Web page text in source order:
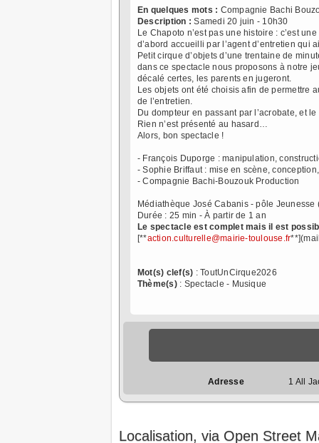
En quelques mots : Compagnie Bachi
Description : Samedi 20 juin - 10h30
Le Chapoto n’est pas une histoire : c’est
d’abord accueilli par l’agent d’entretien
Petit cirque d’objets d’une trentaine de
dans ce spectacle nous proposons à notre
décalé certes, les parents en jugeront.
Les objets ont été choisis afin de permettre
de l’entretien.
Du dompteur en passant par l’acrobate, et
Rien n’est présenté au hasard…
Alors, bon spectacle !
- François Duporge : manipulation,
- Sophie Briffaut : mise en scène,
- Compagnie Bachi-Bouzouk Production
Médiathèque José Cabanis - pôle Jeunesse
Durée : 25 min - À partir de 1 an
Le spectacle est complet mais il est
[**action.culturelle@mairie-toulouse.fr
Mot(s) clef(s) : ToutUnCirque2026
Thème(s): Spectacle - Musique
Adresse 1 All
Localisation, via Open Street